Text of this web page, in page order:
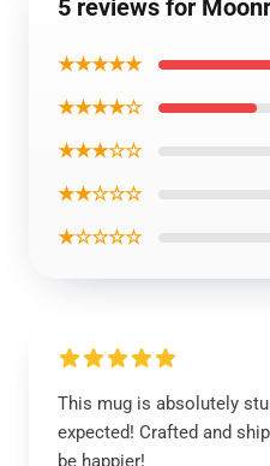
5 reviews for
★★★★★
★★★★☆
★★★☆☆
★★☆☆☆
★☆☆☆☆
This mug is absolutely
expected! Crafted and
be happier!